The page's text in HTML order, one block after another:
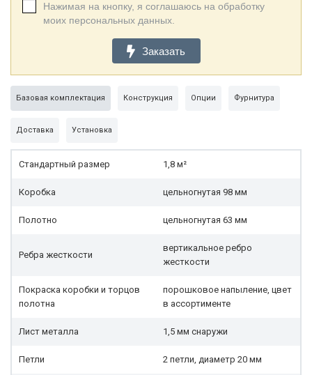
Нажимая на кнопку, я соглашаюсь на обработку
моих персональных данных.
Заказать
Базовая комплектация Конструкция Опции Фурнитура
Доставка Установка
Стандартный размер 1,8 м²
Коробка цельногнутая 98 мм
Полотно цельногнутая 63 мм
Ребра жесткости
вертикальное ребро
жесткости
Покраска коробки и торцов
полотна
порошковое напыление, цвет
в ассортименте
Лист металла 1,5 мм снаружи
Петли 2 петли, диаметр 20 мм